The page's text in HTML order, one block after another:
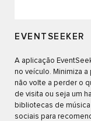
EVENTSEEKER
A aplicação
no veículo. Minimiza
não volte a perder o
de visita ou seja um
bibliotecas de
sociais para